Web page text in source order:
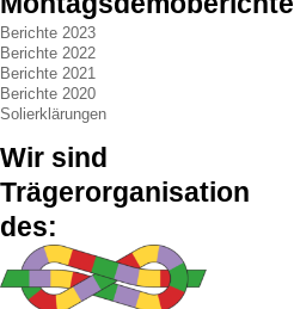
Berichte 2023
Berichte 2022
Berichte 2021
Berichte 2020
Solierklärungen
Wir sind
Trägerorganisation
des: